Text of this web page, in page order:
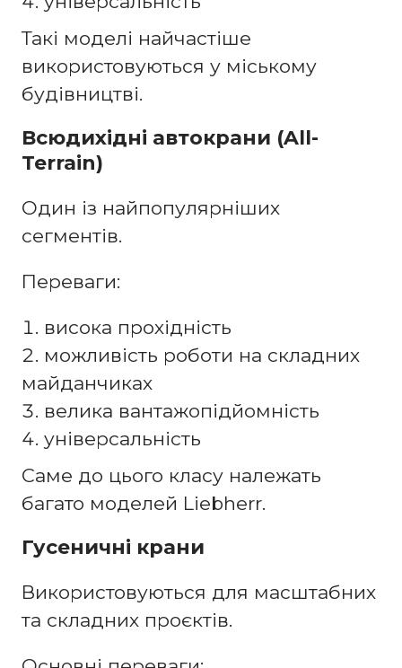
Такі моделі найчастіше
використовуються у міському
будівництві.
Всюдихідні автокрани (All-
Terrain)
Один із найпопулярніших
сегментів.
Переваги:
висока прохідність
можливість роботи на складних
майданчиках
велика вантажопідйомність
універсальність
Саме до цього класу належать
багато моделей Liebherr.
Гусеничні крани
Використовуються для масштабних
та складних проєктів.